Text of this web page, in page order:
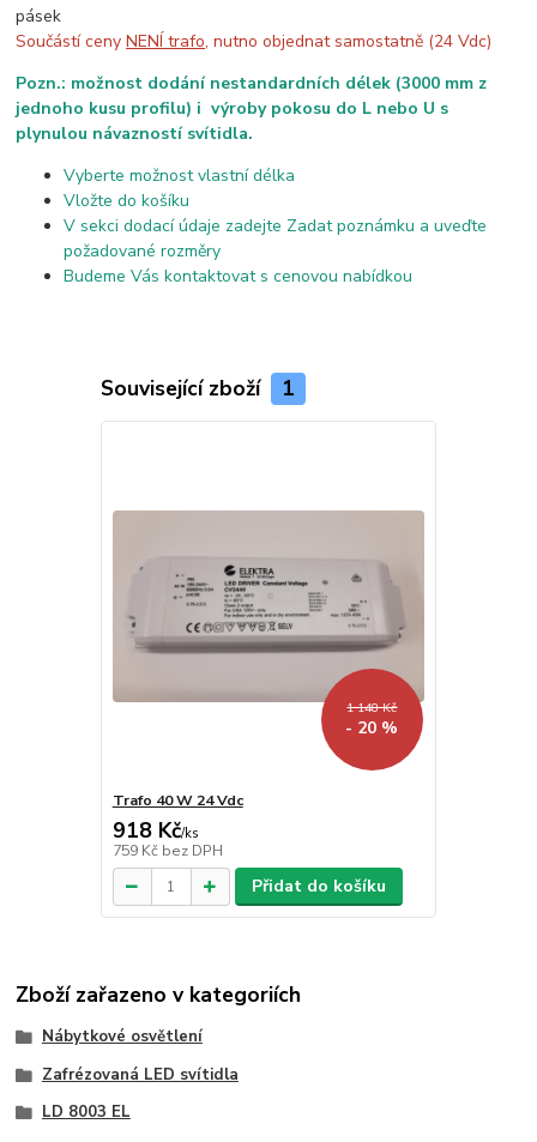
pásek
Součástí cenyNENÍ trafo, nutno objednat samostatně (24 Vdc)
Pozn.: možnost dodání nestandardních délek (3000 mm z
jednoho kusu profilu) i výroby pokosu do L nebo U s
plynulou návazností svítidla.
Vyberte možnost vlastní délka
Vložte do košíku
V sekci dodací údaje zadejte Zadat poznámku a uveďte
požadované rozměry
Budeme Vás kontaktovat s cenovou nabídkou
Související zboží 1
1 148 Kč
- 20 %
Trafo 40 W 24 Vdc
918 Kč/ks
759 Kč bez DPH
Přidat do košíku
Zboží zařazeno v kategoriích
Nábytkové osvětlení
Zafrézovaná LED svítidla
LD 8003 EL